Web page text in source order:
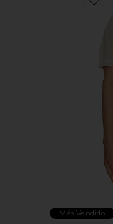
Más Vendido